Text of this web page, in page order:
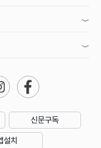
신문구독
설치